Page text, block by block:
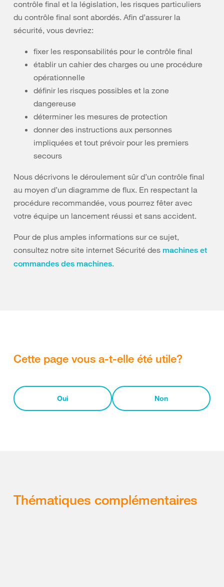
contrôle final et la législation, les risques particuliers
du contrôle final sont abordés. Afin d’assurer la
sécurité, vous devriez:
fixer les responsabilités pour le contrôle final
établir un cahier des charges ou une procédure
opérationnelle
définir les risques possibles et la zone
dangereuse
déterminer les mesures de protection
donner des instructions aux personnes
impliquées et tout prévoir pour les premiers
secours
Nous décrivons le déroulement sûr d’un contrôle final
au moyen d’un diagramme de flux. En respectant la
procédure recommandée, vous pourrez fêter avec
votre équipe un lancement réussi et sans accident.
Pour de plus amples informations sur ce sujet,
consultez notre site internet Sécurité des machines et
commandes des machines.
Cette page vous a-t-elle été utile?
Oui Non
Thématiques complémentaires